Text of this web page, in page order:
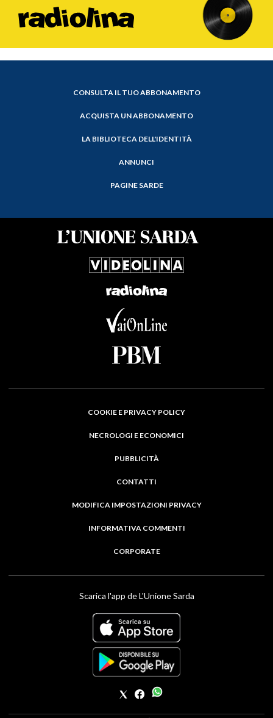
CONSULTA IL TUO ABBONAMENTO
ACQUISTA UN ABBONAMENTO
LA BIBLIOTECA DELL'IDENTITÀ
ANNUNCI
PAGINE SARDE
COOKIE E PRIVACY POLICY
NECROLOGI E ECONOMICI
PUBBLICITÀ
CONTATTI
MODIFICA IMPOSTAZIONI PRIVACY
INFORMATIVA COMMENTI
CORPORATE
Scarica l'app de L'Unione Sarda